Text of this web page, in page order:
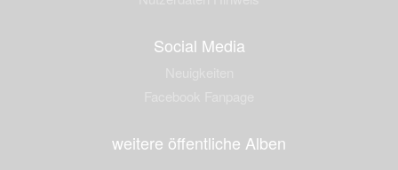
Social Media
weitere öffentliche Alben